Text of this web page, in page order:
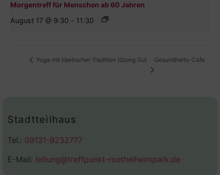
Morgentreff für Menschen ab 60 Jahren
August 17 @ 9:30 - 11:30
Yoga mit tibetischer Tradition (Qiong Gu) Gesundheits-Cafe
Stadtteilhaus
Tel.: 09131-9232777
E-Mail: leitung@treffpunkt-roethelheimpark.de